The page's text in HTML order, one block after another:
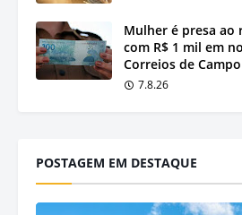
Mulher é presa ao
com R$ 1 mil em
Correios de
7.8.26
POSTAGEM EM DESTAQUE